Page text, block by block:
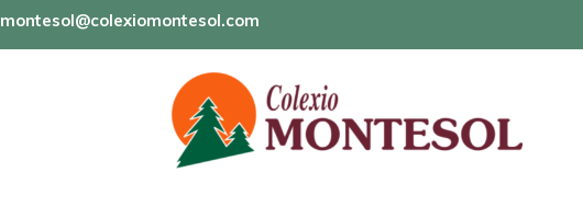
montesol@colexiomontesol.com